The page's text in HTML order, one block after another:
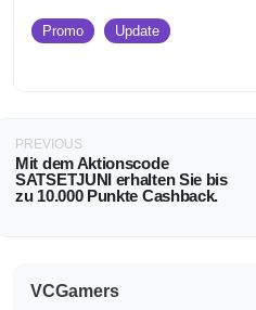
Promo Update
PREVIOUS
Mit dem Aktionscode
SATSETJUNI erhalten Sie bis
zu 10.000 Punkte Cashback.
VCGamers